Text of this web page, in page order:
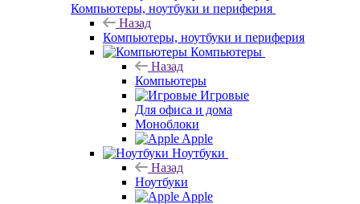
Компьютеры, ноутбуки и периферия
Назад
Компьютеры, ноутбуки и периферия
Компьютеры
Назад
Компьютеры
Игровые
Для офиса и дома
Моноблоки
Apple
Ноутбуки
Назад
Ноутбуки
Apple